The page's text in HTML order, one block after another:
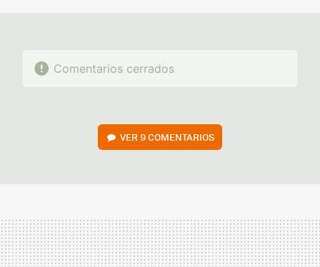
Comentarios cerrados
VER9 COMENTARIOS